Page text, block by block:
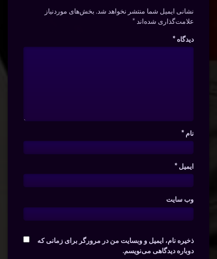
نشانی ایمیل شما منتشر نخواهد شد. بخش‌های موردنیاز
علامت‌گذاری شده‌اند*
دیدگاه *
نام *
ایمیل *
وب‌ سایت
ذخیره نام، ایمیل و وبسایت من در مرورگر برای زمانی که
دوباره دیدگاهی می‌نویسم.